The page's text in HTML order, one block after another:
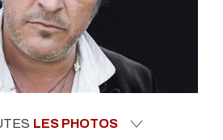
LES PHOTOS